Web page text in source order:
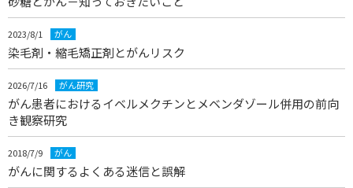
2023/8/1 がん
染毛剤・縮毛矯正剤とがんリスク
2026/7/16 がん研究
がん患者におけるイベルメクチンとメベンダゾール併用の前向
き観察研究
2018/7/9 がん
がんに関するよくある迷信と誤解